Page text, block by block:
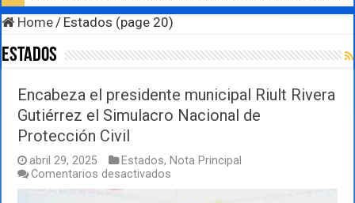
Home / Estados (page 20)
Estados
Encabeza el presidente municipal Riult Rivera
Gutiérrez el Simulacro Nacional de
Protección Civil
abril 29, 2025 Estados, Nota Principal
Comentarios desactivados
Encabeza